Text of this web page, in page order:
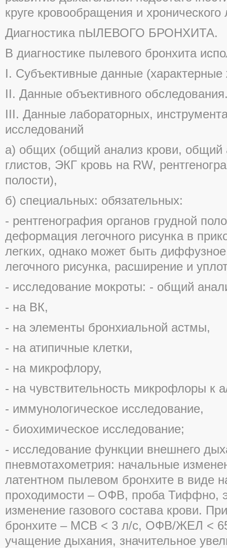
круге кровообращения и хронического
Диагностика пЫЛЕВОГО БРОНХИТА.
В диагностике пылевого бронхита
I. Субъективные данные
II. Данные объективного
III. Данные лабораторных,
исследований
а) общих (общий анализ крови, общий
глистов, ЭКГ кровь на RW,
полости),
б) специальных: обязательных:
- рентгенография органов грудной
деформация легочного рисунка в
легких, однако может быть
легочного рисунка, расширение и
- исследование мокроты: - общий
- на ВК,
- на элементы бронхиальной астмы,
- на атипичные клетки,
- на микрофлору,
- на чувствительность микрофлоры к
- иммунологическое исследование,
- биохимическое исследование;
- исследование функции внешнего
пневмотахометрия: начальные
латентном пылевом бронхите в виде
проходимости – ОФВ, проба Тиффно,
изменение газового состава крови.
бронхите – МСВ < 3 л/с, ОФВ/ЖЕЛ <
учащение дыхания, значительное